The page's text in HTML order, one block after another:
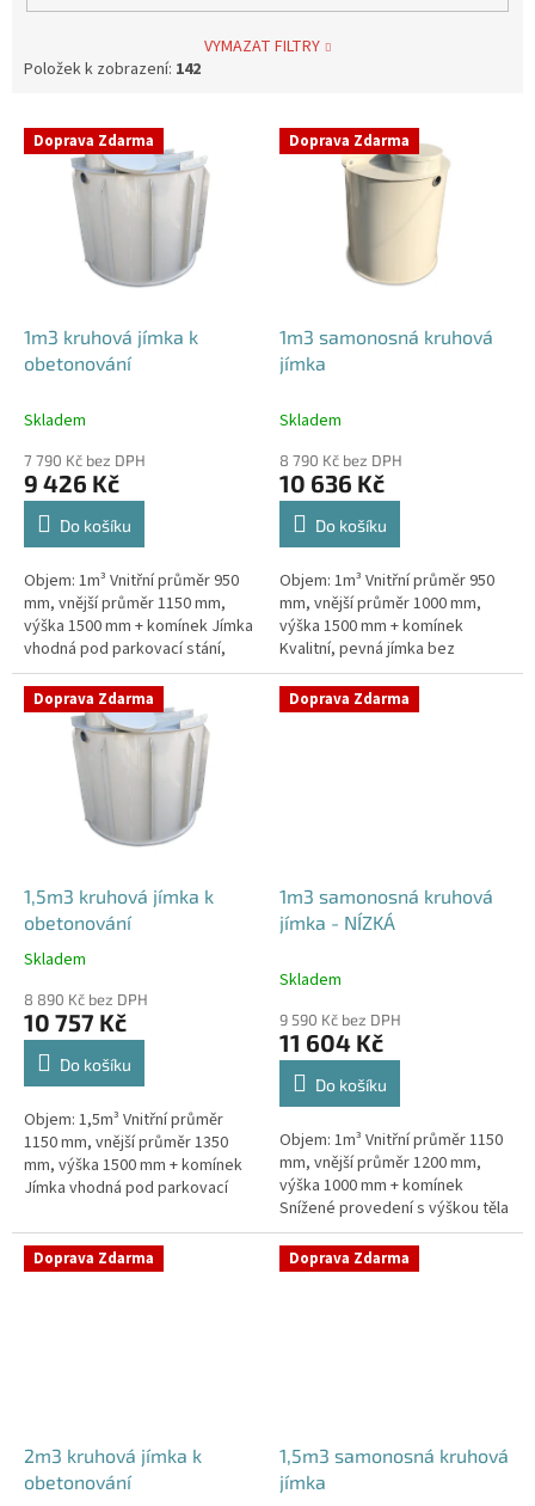
VYMAZAT FILTRY
Položek k zobrazení: 142
V Doprava Zdarma
1m3 kruhová jímka k
obetonování
Skladem
7 790 Kč bez DPH
9 426 Kč
Do košíku
Objem: 1m³ Vnitřní průměr 950
mm, vnější průměr 1150 mm,
výška 1500 mm + komínek Jímka
vhodná pod parkovací stání,
komunikace i terasy Průměr
přítoku specifikujte v...
Doprava Zdarma
1m3 samonosná kruhová
jímka
Skladem
8 790 Kč bez DPH
10 636 Kč
Do košíku
Objem: 1m³ Vnitřní průměr 950
mm, vnější průměr 1000 mm,
výška 1500 mm + komínek
Kvalitní, pevná jímka bez
potřeby obetonování. Průměr
přítoku specifikujte v...
Doprava Zdarma
1,5m3 kruhová jímka k
obetonování
Průměrné
produktu
je
5,0
hvězdiček.
Skladem
8 890 Kč bez DPH
10 757 Kč
Do košíku
Objem: 1,5m³ Vnitřní průměr
1150 mm, vnější průměr 1350
mm, výška 1500 mm + komínek
Jímka vhodná pod parkovací
Průměr přítoku specifikujte v...
Doprava Zdarma
1m3 samonosná kruhová
jímka - NÍZKÁ
Skladem
9 590 Kč bez DPH
11 604 Kč
Do košíku
Objem: 1m³ Vnitřní průměr 1150
mm, vnější průměr 1200 mm,
výška 1000 mm + komínek
Snížené provedení s výškou těla
pouhý 1m! Kvalitní, pevná jímka
bez potřeby obetonování
Průměr...
Doprava Zdarma
2m3 kruhová jímka k
obetonování
Doprava Zdarma
1,5m3 samonosná kruhová
jímka